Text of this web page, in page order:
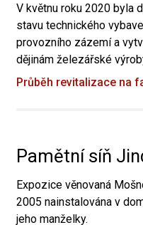
V květnu roku 2020 byla
stavu technického
provozního zázemí a
dějinám železářské
Průběh revitalizace na
Pamětní síň
Expozice věnovaná
2005 nainstalována v
jeho manželky.